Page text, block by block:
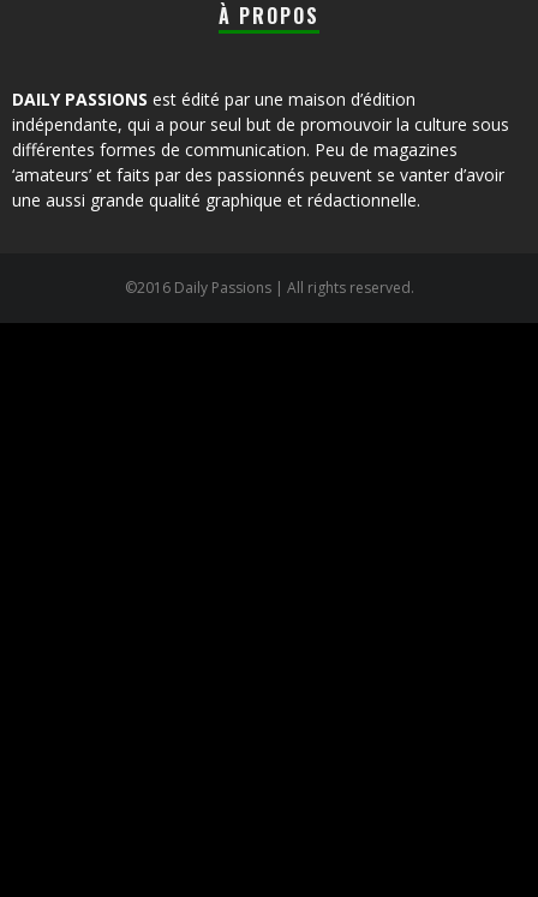
À PROPOS
DAILY PASSIONS est édité par une maison d’édition
indépendante, qui a pour seul but de promouvoir la culture sous
différentes formes de communication. Peu de magazines
‘amateurs’ et faits par des passionnés peuvent se vanter d’avoir
une aussi grande qualité graphique et rédactionnelle.
©2016 Daily Passions | All rights reserved.